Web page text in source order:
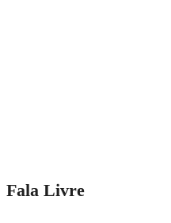
Fala Livre